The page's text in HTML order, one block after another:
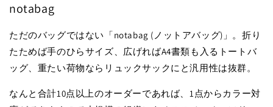
notabag
ただのバッグではない「notabag (ノットアバッグ)」。折り
たためば手のひらサイズ、広げればA4書類も入るトートバ
ッグ、重たい荷物ならリュックサックにと汎用性は抜群。
なんと合計10点以上のオーダーであれば、1点からカラー対